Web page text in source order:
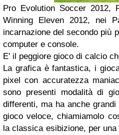
Pro Evolution Soccer 2012,
Winning Eleven 2012, nei
incarnazione del secondo più
computer e console.
E' il peggiore gioco di calcio
La grafica è fantastica, i
pixel con accuratezza
sono presenti modalità di
differenti, ma ha anche
gioco veloce, chiamiamolo
la classica esibizione, per